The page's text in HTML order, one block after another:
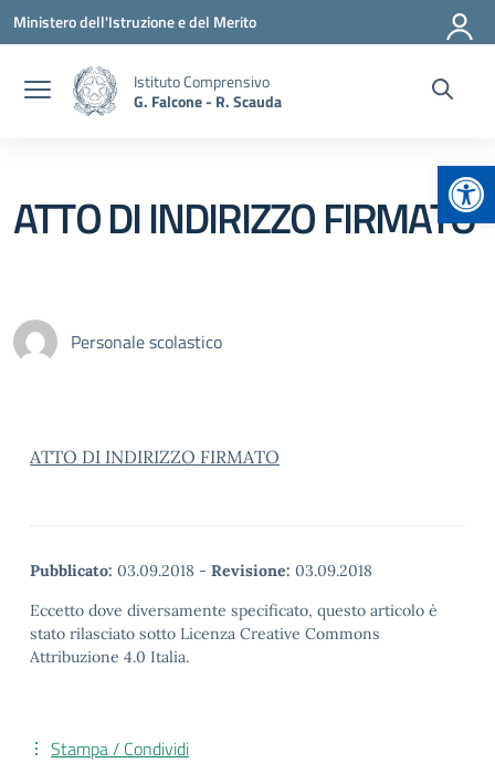
Vai ai contenuti
Vai al menu di navigazione
Vai al footer
Ministero dell'Istruzione e del Merito
Istituto Comprensivo
G. Falcone - R. Scauda
ATTO DI INDIRIZZO FIRMATO
Personale scolastico
ATTO DI INDIRIZZO FIRMATO
Pubblicato: 03.09.2018 - Revisione: 03.09.2018
Eccetto dove diversamente specificato, questo articolo è
stato rilasciato sotto Licenza Creative Commons
Attribuzione 4.0 Italia.
Stampa / Condividi